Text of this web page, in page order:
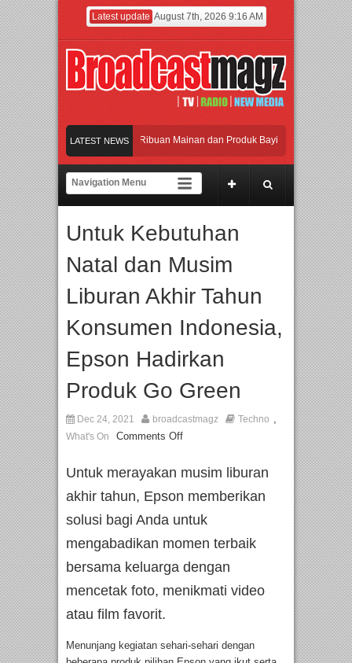
Latest update August 7th, 2026 9:16 AM
LATEST NEWS
Jakarta dengan Ribuan Mainan dan Produk Bayi dari Seluruh Dunia,
Gerbang Inovasi dan Peluang Bisnis Industri Gifts dan Housewares Asia
Perpaduan Warisan Dan Semangat Lokal, BIRKENSTOCK INDONESIA
Jakarta dengan Ribuan Mainan dan Produk Bayi dari Seluruh Dunia,
Untuk Kebutuhan
Natal dan Musim
Liburan Akhir Tahun
Konsumen Indonesia,
Epson Hadirkan
Produk Go Green
Dec 24, 2021 broadcastmagz Techno ,
What's On Comments Off
Untuk merayakan musim liburan
akhir tahun, Epson memberikan
solusi bagi Anda untuk
mengabadikan momen terbaik
bersama keluarga dengan
mencetak foto, menikmati video
atau film favorit.
Menunjang kegiatan sehari-sehari dengan